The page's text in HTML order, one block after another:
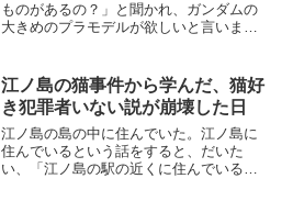
ものがあるの？」と聞かれ、ガンダムの
大きめのプラモデルが欲しいと言いまし
キドキしながら眠りました。次の日靴下
に入っていたのは、ガチャ...
江ノ島の猫事件から学んだ、猫好
き犯罪者いない説が崩壊した日
江ノ島の島の中に住んでいた。江ノ島に
住んでいるという話をすると、だいた
い、「江ノ島の駅の近くに住んでいるの